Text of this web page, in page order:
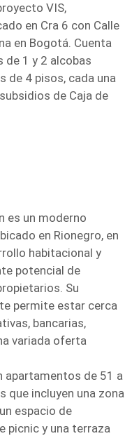
VIS,
en Cra 6 con Calle
en Bogotá. Cuenta
1 y 2 alcobas
de 4 pisos, cada una
de Caja de
es un moderno
en Rionegro, en
habitacional y
potencial de
Su
permite estar cerca
bancarias,
variada oferta
apartamentos de 51 a
que incluyen una zona
espacio de
picnic y una terraza